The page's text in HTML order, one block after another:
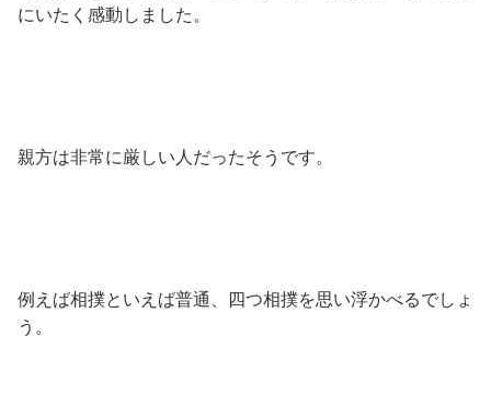
にいたく感動しました。
親方は非常に厳しい人だったそうです。
例えば相撲といえば普通、四つ相撲を思い浮かべるでしょ
う。